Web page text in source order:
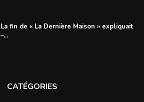
La fin de « La Dernière Maison » expliquait
–...
CATÉGORIES